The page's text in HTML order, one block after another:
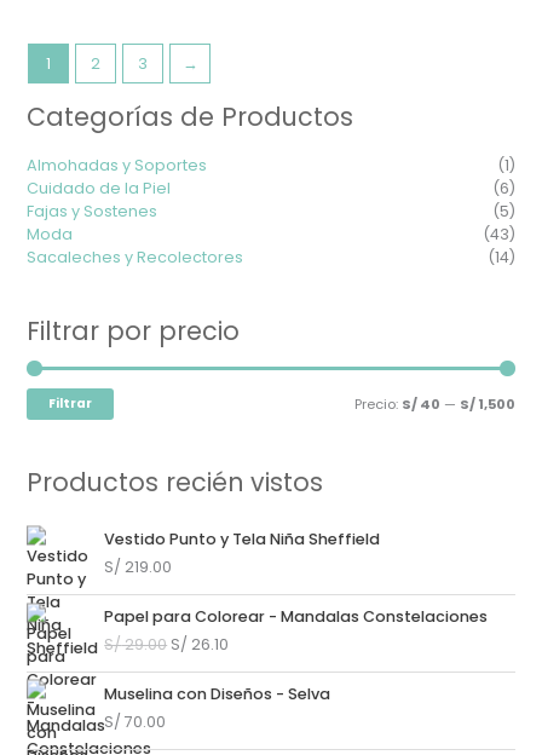
Categorías de Productos
Almohadas y Soportes
(1)
Cuidado de la Piel
(6)
Fajas y Sostenes
(5)
Moda
(43)
Sacaleches y Recolectores
(14)
Filtrar por precio
Filtrar Precio: S/ 40 — S/ 1,500
Productos recién vistos
Vestido Punto y Tela Niña Sheffield
S/ 219.00
Papel para Colorear - Mandalas Constelaciones
S/29.00
precio
original
era:
S/ 29.00.
S/ 26.10
precio
es:
S/ 26.10.
Muselina con Diseños - Selva
S/ 70.00
1 2 3 →